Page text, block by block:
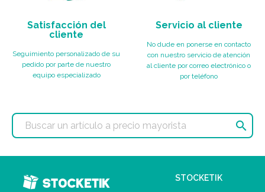
Satisfacción del
cliente
Seguimiento personalizado de su
pedido por parte de nuestro
equipo especializado
Servicio al cliente
No dude en ponerse en contacto
con nuestro servicio de atención
al cliente por correo electrónico o
por teléfono

STOCKETIK